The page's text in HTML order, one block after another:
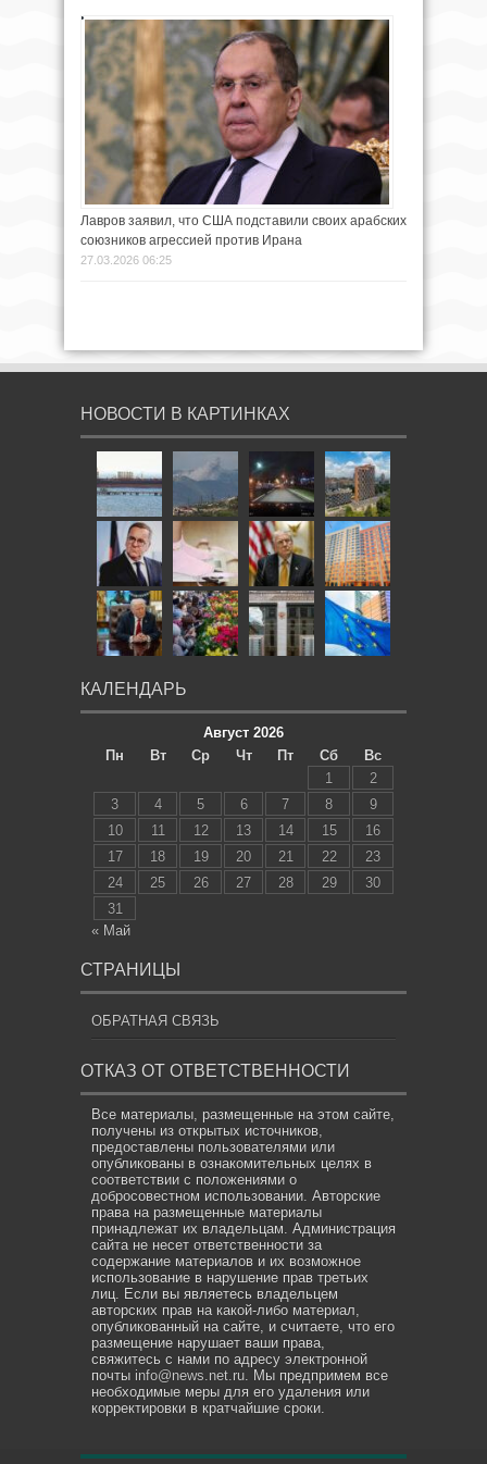
Лавров заявил, что США подставили своих арабских
союзников агрессией против Ирана
27.03.2026 06:25
НОВОСТИ В КАРТИНКАХ
КАЛЕНДАРЬ
Август 2026
Пн
Вт Ср Чт Пт Сб
Вс
1
2
3
4 5 6 7 8
9
10
11 12 13 14 15
16
17
18 19 20 21 22
23
24
25 26 27 28 29
30
31
« Май
СТРАНИЦЫ
ОБРАТНАЯ СВЯЗЬ
ОТКАЗ ОТ ОТВЕТСТВЕННОСТИ
Все материалы, размещенные на этом сайте,
получены из открытых источников,
предоставлены пользователями или
опубликованы в ознакомительных целях в
соответствии с положениями о
добросовестном использовании. Авторские
права на размещенные материалы
принадлежат их владельцам. Администрация
сайта не несет ответственности за
содержание материалов и их возможное
использование в нарушение прав третьих
лиц. Если вы являетесь владельцем
авторских прав на какой-либо материал,
опубликованный на сайте, и считаете, что его
размещение нарушает ваши права,
свяжитесь с нами по адресу электронной
почты info@news.net.ru . Мы предпримем все
необходимые меры для его удаления или
корректировки в кратчайшие сроки.